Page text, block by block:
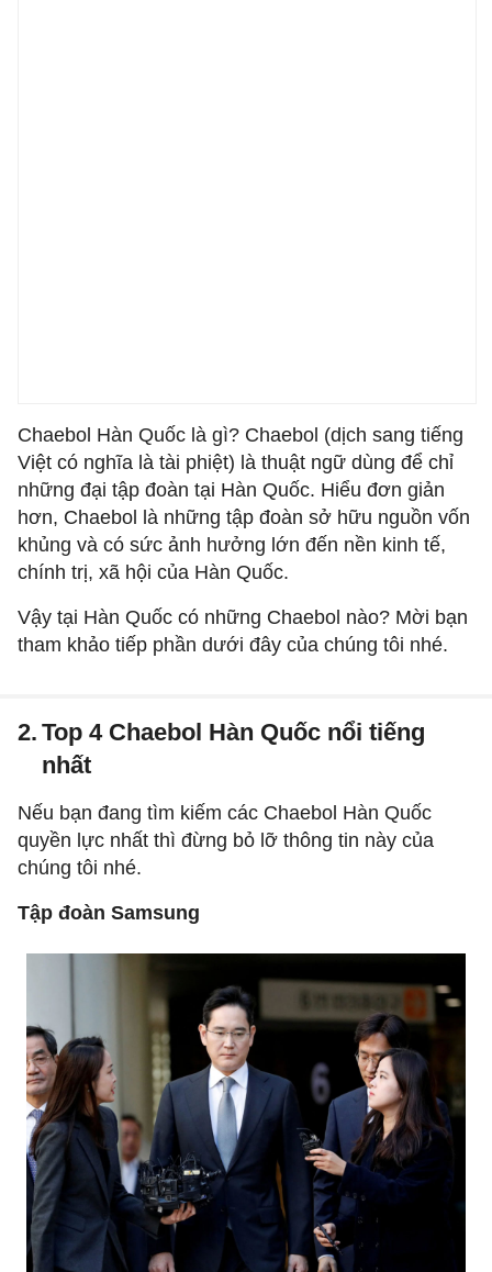
Chaebol Hàn Quốc là gì? Chaebol (dịch sang tiếng
Việt có nghĩa là tài phiệt) là thuật ngữ dùng để chỉ
những đại tập đoàn tại Hàn Quốc. Hiểu đơn giản
hơn, Chaebol là những tập đoàn sở hữu nguồn vốn
khủng và có sức ảnh hưởng lớn đến nền kinh tế,
chính trị, xã hội của Hàn Quốc.
Vậy tại Hàn Quốc có những Chaebol nào? Mời bạn
tham khảo tiếp phần dưới đây của chúng tôi nhé.
Top 4 Chaebol Hàn Quốc nổi tiếng
nhất
2.
Nếu bạn đang tìm kiếm các Chaebol Hàn Quốc
quyền lực nhất thì đừng bỏ lỡ thông tin này của
chúng tôi nhé.
Tập đoàn Samsung